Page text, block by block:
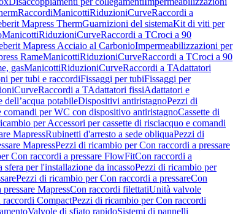
RaccordiManicottiRiduzioniCurveRaccordi a
Mapress ThermGuarnizioni del sistemaKit di viti per
ManicottiRiduzioniCurveRaccordi a TCroci a 90
Mapress Acciaio al CarbonioImpermeabilizzazioni per
RameManicottiRiduzioniCurveRaccordi a TCroci a 90
gasManicottiRiduzioniCurveRaccordi a TAdattatori
per tubi e raccordiFissaggi per tubiFissaggi per
CurveRaccordi a TAdattatori fissiAdattatori e
dell’acqua potabileDispositivi antiristagnoPezzi di
comandi per WC con dispositivo antiristagnoCassette di
per Accessori per cassette di risciacquo e comandi
MapressRubinetti d'arresto a sede obliquaPezzi di
MapressPezzi di ricambio per Con raccordi a pressare
Con raccordi a pressare FlowFitCon raccordi a
sfera per l'installazione da incassoPezzi di ricambio per
Pezzi di ricambio per Con raccordi a pressareCon
MapressCon raccordi filettatiUnità valvole
raccordi CompactPezzi di ricambio per Con raccordi
Valvole di sfiato rapidoSistemi di pannelli